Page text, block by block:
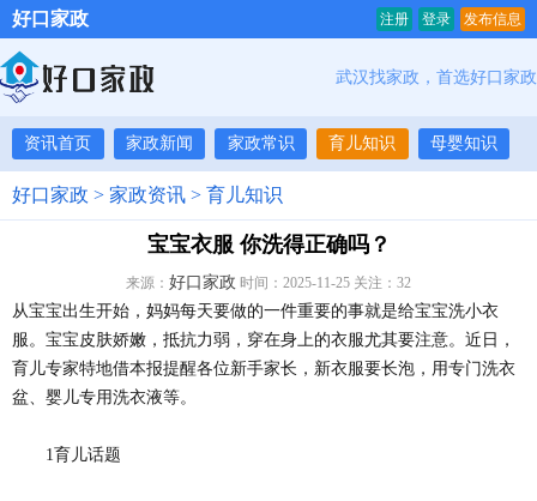
注册 登录 发布信息
好口家政
武汉找家政，首选好口家政
资讯首页 家政新闻 家政常识 育儿知识 母婴知识
好口家政 > 家政资讯 > 育儿知识
宝宝衣服 你洗得正确吗？
来源： 好口家政 时间：2025-11-25 关注： 32
从宝宝出生开始，妈妈每天要做的一件重要的事就是给宝宝洗小衣
服。宝宝皮肤娇嫩，抵抗力弱，穿在身上的衣服尤其要注意。近日，
育儿专家特地借本报提醒各位新手家长，新衣服要长泡，用专门洗衣
盆、婴儿专用洗衣液等。
1育儿话题